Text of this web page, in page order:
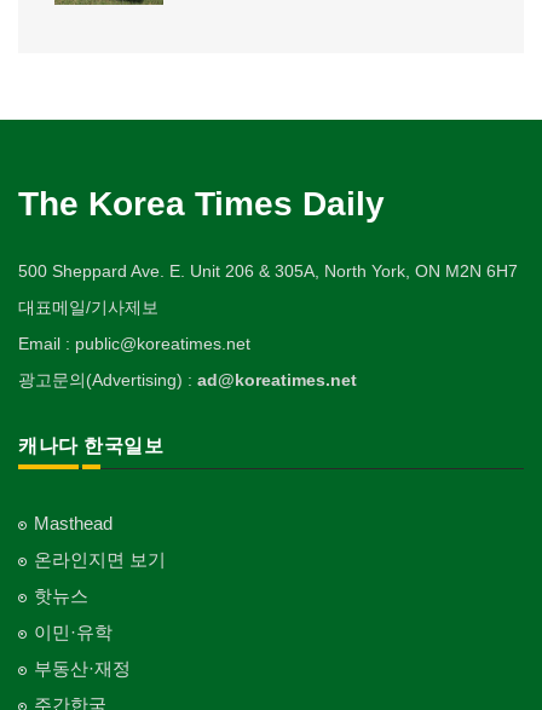
The Korea Times Daily
500 Sheppard Ave. E. Unit 206 & 305A, North York, ON M2N 6H7
대표메일/기사제보
Email : public@koreatimes.net
광고문의(Advertising) : ad@koreatimes.net
캐나다 한국일보
Masthead
온라인지면 보기
핫뉴스
이민·유학
부동산·재정
주간한국